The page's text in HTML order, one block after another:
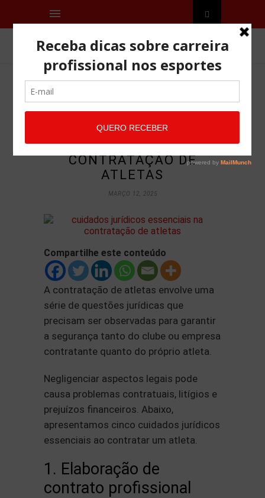
DIREITO DESPORTIVO
5 CUIDADOS JURÍDICOS
ESSENCIAIS NA
CONTRATAÇÃO DE
ATLETAS
MARÇO 12, 2025
Compartilhe este conteúdo
A contratação de atletas envolve uma
série de questões jurídicas que
precisam ser observadas para garantir
a segurança tanto do clube ou empresa
contratante quanto do próprio atleta.
Negligenciar aspectos legais pode
causa problemas contratuais, litígios e
prejuízos financeiros. Abaixo,
apresentamos cinco cuidados jurídicos
essenciais ao contratar um atleta.
1. Elaboração de
contrato profissional